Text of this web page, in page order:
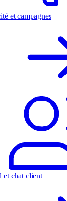
et campagnes
et chat client